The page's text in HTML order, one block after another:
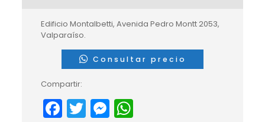
Edificio Montalbetti, Avenida Pedro Montt 2053,
Valparaíso.
Consultar precio
Compartir:
Facebook
TwitterMessenger
WhatsApp